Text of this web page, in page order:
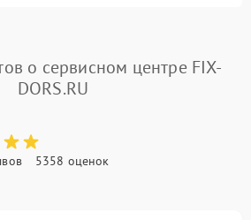
о сервисном центре FIX-
DORS.RU
5358 оценок